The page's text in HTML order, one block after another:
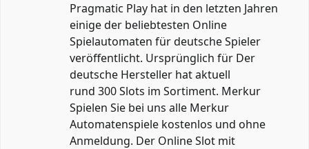
Pragmatic Play hat in den letzten Jahren
einige der beliebtesten Online
Spielautomaten für deutsche Spieler
veröffentlicht. Ursprünglich für Der
deutsche Hersteller hat aktuell
rund 300 Slots im Sortiment. Merkur
Spielen Sie bei uns alle Merkur
Automatenspiele kostenlos und ohne
Anmeldung. Der Online Slot mit